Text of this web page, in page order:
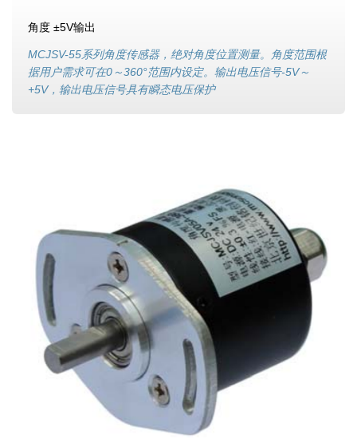
角度 ±5V输出
MCJSV-55系列角度传感器，绝对角度位置测量。角度范围根
据用户需求可在0～360°范围内设定。输出电压信号-5V～
+5V，输出电压信号具有瞬态电压保护